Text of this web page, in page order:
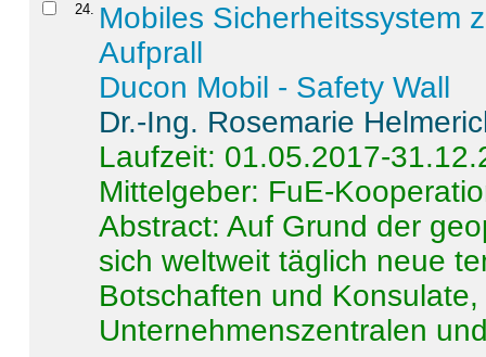
24. Mobiles Sicherheitssystem
Aufprall
Ducon Mobil - Safety Wall
Dr.-Ing. Rosemarie
Laufzeit: 01.05.2017-
Mittelgeber: FuE-
Abstract:Auf Grund der
sich weltweit täglich neue
Botschaften und
Unternehmenszentralen